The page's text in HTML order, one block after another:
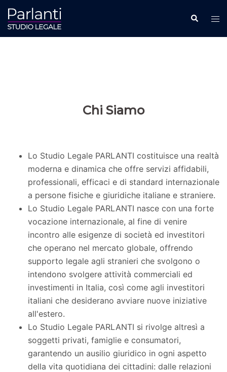
Vai
contenuto
Cerca
Chi Siamo
Lo Studio Legale PARLANTI costituisce una realtà
moderna e dinamica che offre servizi affidabili,
professionali, efficaci e di standard internazionale
a persone fisiche e giuridiche italiane e straniere.
Lo Studio Legale PARLANTI nasce con una forte
vocazione internazionale, al fine di venire
incontro alle esigenze di società ed investitori
che operano nel mercato globale, offrendo
supporto legale agli stranieri che svolgono o
intendono svolgere attività commerciali ed
investimenti in Italia, così come agli investitori
italiani che desiderano avviare nuove iniziative
all'estero.
Lo Studio Legale PARLANTI si rivolge altresì a
soggetti privati, famiglie e consumatori,
garantendo un ausilio giuridico in ogni aspetto
della vita quotidiana dei cittadini: dalle relazioni